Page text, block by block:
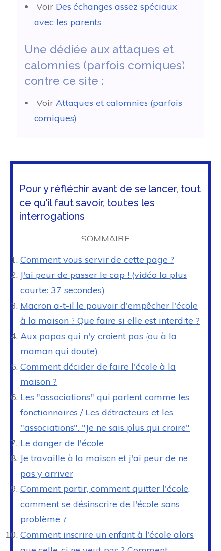
Voir Des échanges assez spéciaux
avec les parents
Une dédiée aux attaques et
calomnies (parfois comiques)
contre ce site :
Voir Attaques et calomnies (parfois
comiques)
Pour y réfléchir avant de se lancer, tout
ce qu'il faut savoir, toutes les
interrogations
SOMMAIRE
Comment vous servir de cette page ?
J'ai peur de passer le cap ! (vidéo la plus
courte: 37 secondes)
Macron a-t-il le pouvoir d'empêcher l'école
à la maison ? Que faire si elle est interdite ?
Aux papas qui n'y croient pas (ou à la
maman qui doute)
Comment décider de faire l'école à la
maison ?
Les "associations" qui parlent comme les
fonctionnaires / Les détracteurs et les
"associations". "Je ne sais plus qui croire"
Le danger de l'école
Je travaille à la maison et j'ai peur de ne
pas y arriver
Comment partir, comment quitter l'école,
comment se désinscrire de l'école sans
problème ?
Comment inscrire un enfant à l'école alors